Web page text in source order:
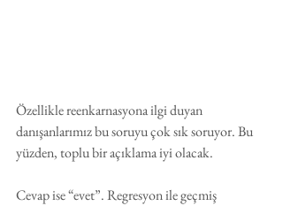
Özellikle reenkarnasyona ilgi duyan
danışanlarımız bu soruyu çok sık soruyor. Bu
yüzden, toplu bir açıklama iyi olacak.
Cevap ise “evet”. Regresyon ile geçmiş